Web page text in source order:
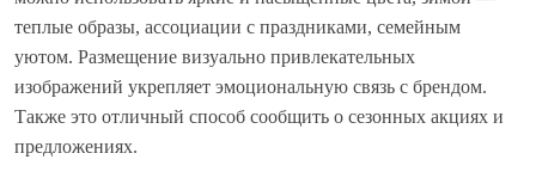
теплые образы, ассоциации с праздниками, семейным
уютом. Размещение визуально привлекательных
изображений укрепляет эмоциональную связь с брендом.
Также это отличный способ сообщить о сезонных акциях и
предложениях.